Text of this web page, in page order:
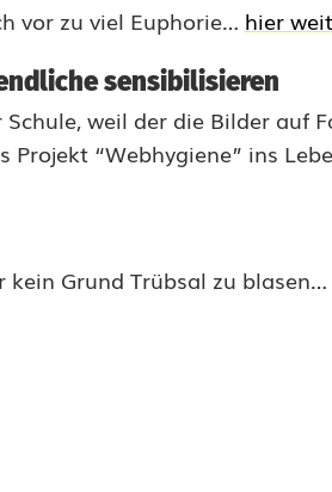
vor zu viel Euphorie… hier
sensibilisieren
weil der die Bilder auf
“Webhygiene” ins
kein Grund Trübsal zu blasen…